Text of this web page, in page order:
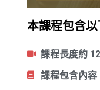
本課程包含以
課程長度約
課程包含內容